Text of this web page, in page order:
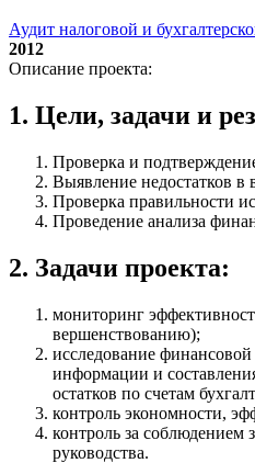
Аудит налоговой и
2012
Описание проекта:
1. Цели, задачи и
Проверка и
Выявление недостатков в
Проверка правильности
Проведение анализа
2. Задачи проекта:
мониторинг
вершенствованию);
исследование
информации и
остатков по счетам
контроль экономности,
контроль за соблюдением
руководства.